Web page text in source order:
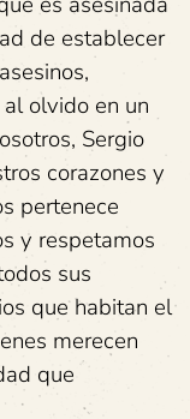
de establecer
olvido en un
Sergio
corazones y
pertenece
y respetamos
sus
que habitan el
merecen
que